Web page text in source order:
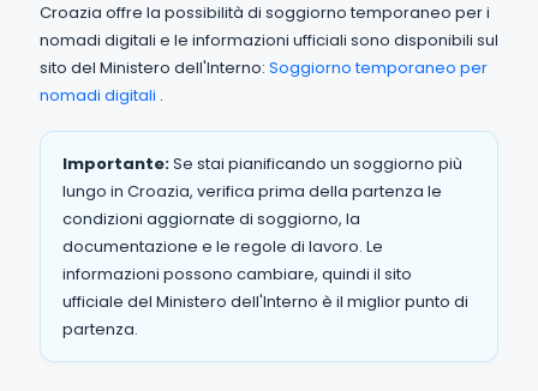
Croazia offre la possibilità di soggiorno temporaneo per i
nomadi digitali e le informazioni ufficiali sono disponibili sul
sito del Ministero dell'Interno: Soggiorno temporaneo per
nomadi digitali .
Importante:Se stai pianificando un soggiorno più
lungo in Croazia, verifica prima della partenza le
condizioni aggiornate di soggiorno, la
documentazione e le regole di lavoro. Le
informazioni possono cambiare, quindi il sito
ufficiale del Ministero dell'Interno è il miglior punto di
partenza.